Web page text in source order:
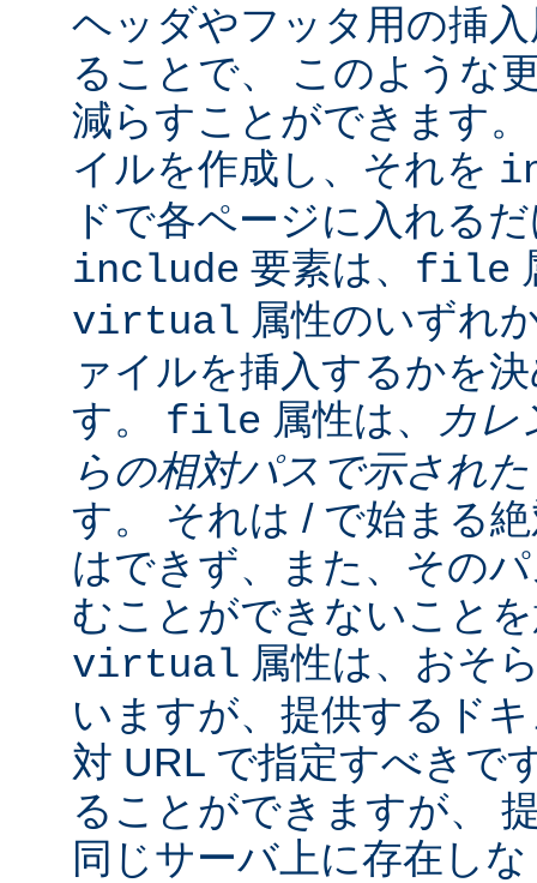
ヘッダやフッタ用の挿
ることで、 このような
減らすことができます
イルを作成し、それを
ドで各ページに入れる
include 要素は、 file
virtual 属性のいずれ
ァイルを挿入するかを
す。 file 属性は、
カ
らの相対パスで示され
す。 それは / で始まる
はできず、また、その
むことができないこと
virtual 属性は、おそ
いますが、提供するド
対 URL で指定すべきで
ることができますが、
同じサーバ上に存在し